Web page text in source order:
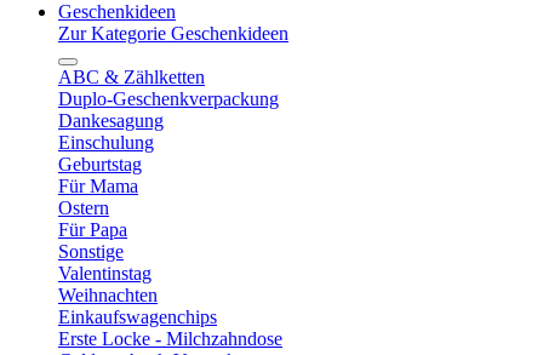
Geschenkideen
Zur Kategorie Geschenkideen
ABC & Zählketten
Duplo-Geschenkverpackung
Dankesagung
Einschulung
Geburtstag
Für Mama
Ostern
Für Papa
Sonstige
Valentinstag
Weihnachten
Einkaufswagenchips
Erste Locke - Milchzahndose